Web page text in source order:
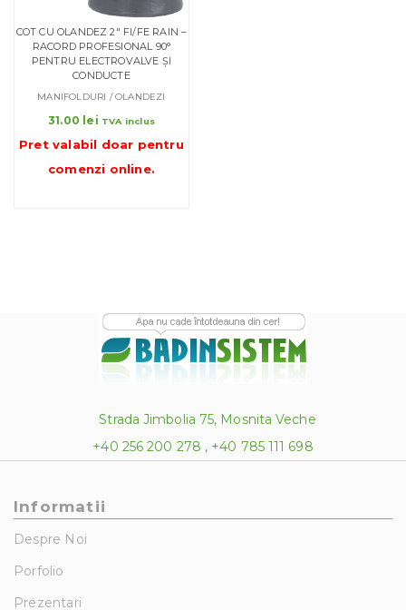
COT CU OLANDEZ 2″ FI/FE RAIN –
RACORD PROFESIONAL 90°
PENTRU ELECTROVALVE ȘI
CONDUCTE
MANIFOLDURI / OLANDEZI
31.00 lei TVA inclus
Pret valabil doar pentru
comenzi online.
Strada Jimbolia 75, Mosnita Veche
+40 256 200 278 , +40 785 111 698
Informatii
Despre Noi
Porfolio
Prezentari